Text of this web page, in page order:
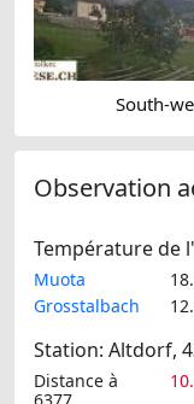
South-
Observation
Température de
Muota
Grosstalbach
Station: Altdorf,
Distance à